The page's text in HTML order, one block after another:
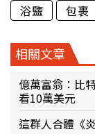
浴盬 包裹
相關文章
億萬富翁：比
看10萬美元
這群人合體《